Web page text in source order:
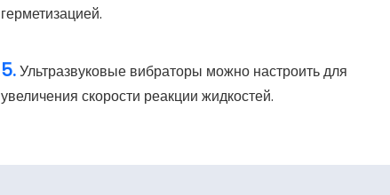
герметизацией.
5.Ультразвуковые вибраторы можно настроить для
увеличения скорости реакции жидкостей.